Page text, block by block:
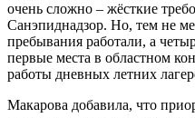
очень сложно – жёсткие
Санэпиднадзор. Но, тем не
пребывания работали, а
первые места в областном
работы дневных летних
Макарова добавила, что